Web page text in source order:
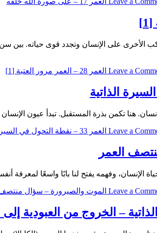
Leave a
Leave a
العمر
وفهمه يفتح لنا بابًا واسعًا لمعرفة
Leave a